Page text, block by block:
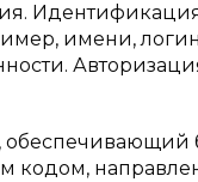
имени,
кодом,